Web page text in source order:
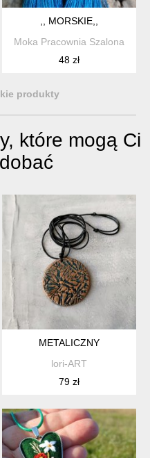
,, MORSKIE,,
Moka Pracownia Szalona
48 zł
produkty
które mogą Ci
METALICZNY
lori-ART
79 zł